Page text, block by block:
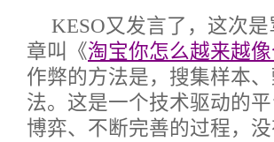
KESO又发言了，这次
章叫《淘宝你怎么越来越
作弊的方法是，搜集样本
法。这是一个技术驱动的
博弈、不断完善的过程，